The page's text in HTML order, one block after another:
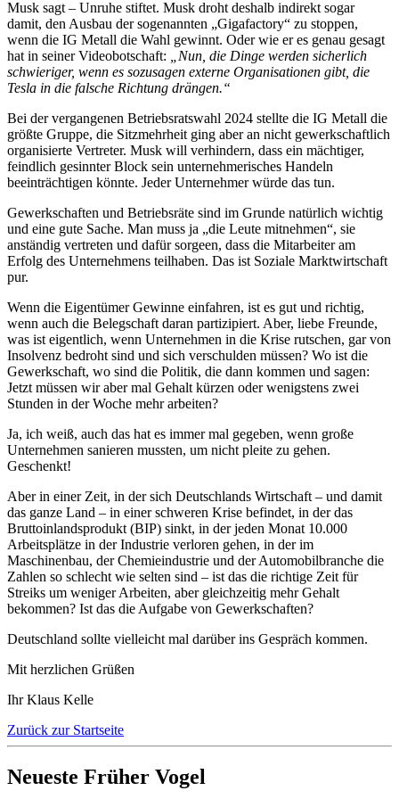
Musk sagt – Unruhe stiftet. Musk droht deshalb indirekt sogar
damit, den Ausbau der sogenannten „Gigafactory“ zu stoppen,
wenn die IG Metall die Wahl gewinnt. Oder wie er es genau gesagt
hat in seiner Videobotschaft: „Nun, die Dinge werden sicherlich
schwieriger, wenn es sozusagen externe Organisationen gibt, die
Tesla in die falsche Richtung drängen.“
Bei der vergangenen Betriebsratswahl 2024 stellte die IG Metall die
größte Gruppe, die Sitzmehrheit ging aber an nicht gewerkschaftlich
organisierte Vertreter. Musk will verhindern, dass ein mächtiger,
feindlich gesinnter Block sein unternehmerisches Handeln
beeinträchtigen könnte. Jeder Unternehmer würde das tun.
Gewerkschaften und Betriebsräte sind im Grunde natürlich wichtig
und eine gute Sache. Man muss ja „die Leute mitnehmen“, sie
anständig vertreten und dafür sorgeen, dass die Mitarbeiter am
Erfolg des Unternehmens teilhaben. Das ist Soziale Marktwirtschaft
pur.
Wenn die Eigentümer Gewinne einfahren, ist es gut und richtig,
wenn auch die Belegschaft daran partizipiert. Aber, liebe Freunde,
was ist eigentlich, wenn Unternehmen in die Krise rutschen, gar von
Insolvenz bedroht sind und sich verschulden müssen? Wo ist die
Gewerkschaft, wo sind die Politik, die dann kommen und sagen:
Jetzt müssen wir aber mal Gehalt kürzen oder wenigstens zwei
Stunden in der Woche mehr arbeiten?
Ja, ich weiß, auch das hat es immer mal gegeben, wenn große
Unternehmen sanieren mussten, um nicht pleite zu gehen.
Geschenkt!
Aber in einer Zeit, in der sich Deutschlands Wirtschaft – und damit
das ganze Land – in einer schweren Krise befindet, in der das
Bruttoinlandsprodukt (BIP) sinkt, in der jeden Monat 10.000
Arbeitsplätze in der Industrie verloren gehen, in der im
Maschinenbau, der Chemieindustrie und der Automobilbranche die
Zahlen so schlecht wie selten sind – ist das die richtige Zeit für
Streiks um weniger Arbeiten, aber gleichzeitig mehr Gehalt
bekommen? Ist das die Aufgabe von Gewerkschaften?
Deutschland sollte vielleicht mal darüber ins Gespräch kommen.
Mit herzlichen Grüßen
Ihr Klaus Kelle
Zurück zur Startseite
Neueste Früher Vogel